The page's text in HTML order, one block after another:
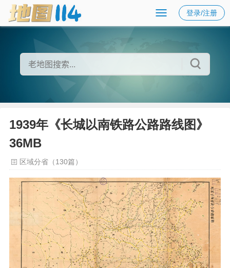
登录/注册
1939年《长城以南铁路公路路线图》
36MB
区域分省（130篇）